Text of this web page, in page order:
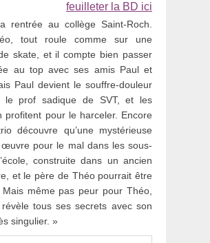
feuilleter la BD ici
rentrée au collège Saint-Roch.
tout roule comme sur une
skate, et il compte bien passer
au top avec ses amis Paul et
Paul devient le souffre-douleur
le prof sadique de SVT, et les
profitent pour le harceler. Encore
découvre qu’une mystérieuse
pour le mal dans les sous-
construite dans un ancien
et le père de Théo pourrait être
Mais même pas peur pour Théo,
tous ses secrets avec son
singulier. »